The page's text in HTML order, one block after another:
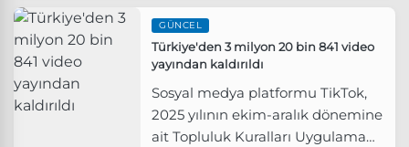
GÜNCEL
Türkiye'den 3 milyon 20 bin 841 video
yayından kaldırıldı
Sosyal medya platformu TikTok,
2025 yılının ekim-aralık dönemine
ait Topluluk Kuralları Uygulama